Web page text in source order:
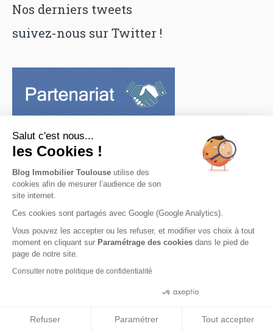
Nos derniers tweets
suivez-nous sur Twitter !
Les articles populaires du moment
Quel est l’impact de l’étage sur le prix
d’un appartement en F...
Salut c'est nous...
les Cookies !
Blog Immobilier Toulouse utilise des
cookies afin de mesurer l’audience de son
site internet.
Ces cookies sont partagés avec Google (Google Analytics).
Vous pouvez les accepter ou les refuser, et modifier vos choix à tout
moment en cliquant sur Paramétrage des cookies dans le pied de
page de notre site.
Consulter notre politique de confidentialité
Refuser Paramétrer Tout accepter